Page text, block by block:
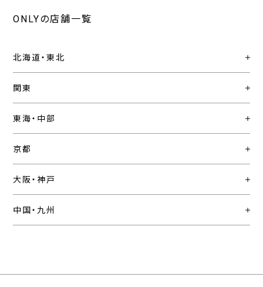
ONLYの店舗一覧
北海道・東北
関東
東海・中部
京都
大阪・神戸
中国・九州